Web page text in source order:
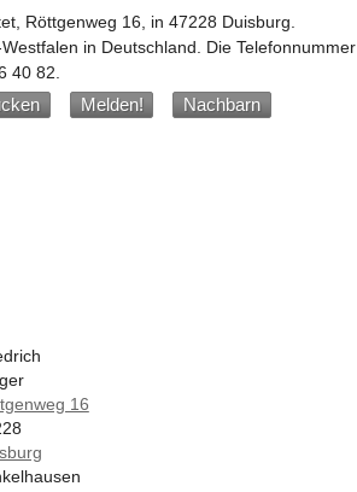
Röttgenweg 16 , in 47228 Duisburg
in Deutschland
Die Telefonnummer
40 82
Melden!
Nachbarn
16